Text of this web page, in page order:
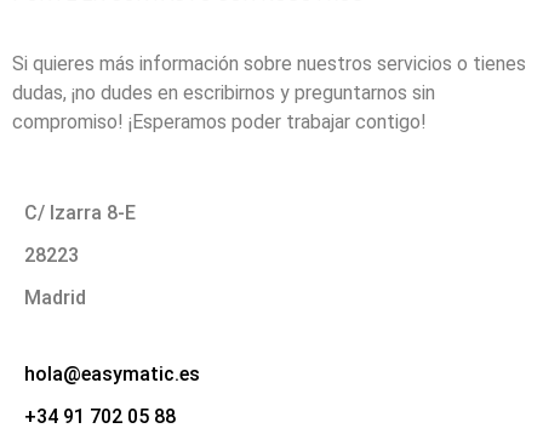
Si quieres más información sobre nuestros servicios o tienes
dudas, ¡no dudes en escribirnos y preguntarnos sin
compromiso! ¡Esperamos poder trabajar contigo!
C/ Izarra 8-E
28223
Madrid
hola@easymatic.es
+34 91 702 05 88